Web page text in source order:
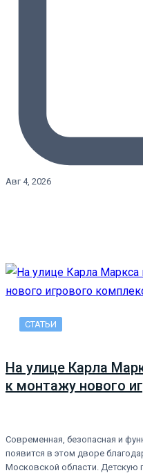
Авг 4, 2026
СТАТЬИ
На улице Карла
к монтажу нового
Современная, безопасная и
появится в этом дворе
Московской области. Детскую